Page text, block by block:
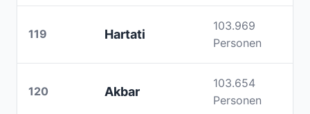
119 Hartati
103.969
Personen
120 Akbar
103.654
Personen